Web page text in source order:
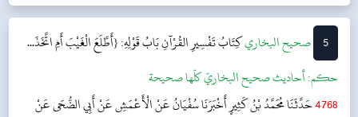
5 ‌‌صحيح البخاريكِتَابُ تَفْسِيرِ القُرْآنِبَابُ قَوْلِهِ: {أَطَّلَعَ الْغَيْبَ أَمِ اتَّخَذَ...
حکم:أحاديث صحيح البخاريّ كلّها صحيحة
4768حَدَّثَنَا مُحَمَّدُ بْنُ كَثِيرٍ أَخْبَرَنَا سُفْيَانُ عَنْ الْأَعْمَشِ عَنْ أَبِي الضُّحَى عَنْ